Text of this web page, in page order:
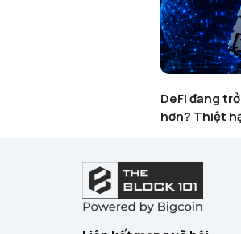
DeFi đang
hơn? Thiệt